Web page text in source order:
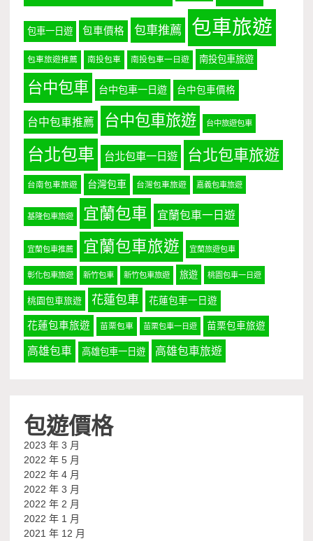
包車一日遊 包車價格 包車推薦 包車旅遊
包車旅遊推薦 南投包車 南投包車一日遊 南投包車旅遊
台中包車 台中包車一日遊 台中包車價格
台中包車推薦 台中包車旅遊 台中旅遊包車
台北包車 台北包車一日遊 台北包車旅遊
台南包車旅遊 台灣包車 台灣包車旅遊 嘉義包車旅遊
基隆包車旅遊 宜蘭包車 宜蘭包車一日遊
宜蘭包車推薦 宜蘭包車旅遊 宜蘭旅遊包車
彰化包車旅遊 新竹包車 新竹包車旅遊 旅遊 桃園包車一日遊
桃園包車旅遊 花蓮包車 花蓮包車一日遊
花蓮包車旅遊 苗栗包車 苗栗包車一日遊 苗栗包車旅遊
高雄包車 高雄包車一日遊 高雄包車旅遊
包遊價格
2023 年 3 月
2022 年 5 月
2022 年 4 月
2022 年 3 月
2022 年 2 月
2022 年 1 月
2021 年 12 月